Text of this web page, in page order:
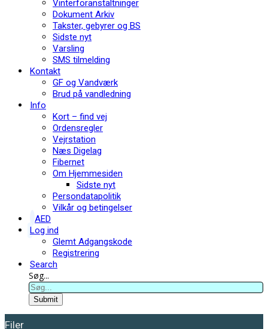
Vinterforanstaltninger
Dokument Arkiv
Takster, gebyrer og BS
Sidste nyt
Varsling
SMS tilmelding
Kontakt
GF og Vandværk
Brud på vandledning
Info
Kort – find vej
Ordensregler
Vejrstation
Næs Digelag
Fibernet
Om Hjemmesiden
Sidste nyt
Persondatapolitik
Vilkår og betingelser
AED
Log ind
Glemt Adgangskode
Registrering
Search
Søg...
Submit
Filer